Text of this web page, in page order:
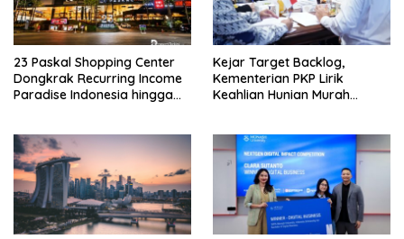
23 Paskal Shopping Center
Dongkrak Recurring Income
Paradise Indonesia hingga
Kejar Target Backlog,
Kementerian PKP Lirik
Keahlian Hunian Murah